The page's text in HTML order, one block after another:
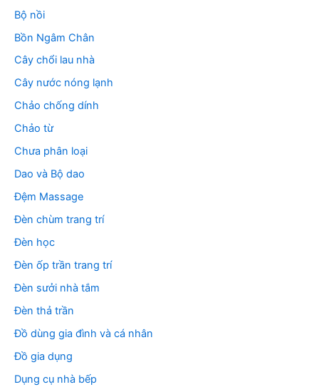
Bộ nồi
Bồn Ngâm Chân
Cây chổi lau nhà
Cây nước nóng lạnh
Chảo chống dính
Chảo từ
Chưa phân loại
Dao và Bộ dao
Đệm Massage
Đèn chùm trang trí
Đèn học
Đèn ốp trần trang trí
Đèn sưởi nhà tắm
Đèn thả trần
Đồ dùng gia đình và cá nhân
Đồ gia dụng
Dụng cụ nhà bếp